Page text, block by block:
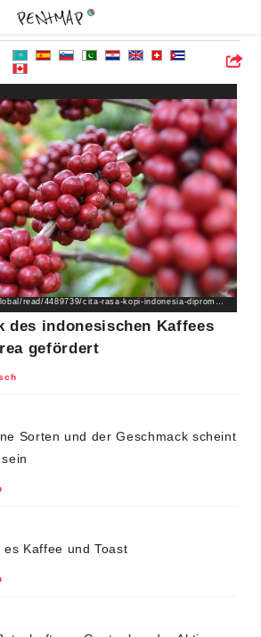
https://m.liputan6.com/global/read/4489739/cita-rasa-kopi-indonesia-dipromosikan-hingga-ke-korea-utara
des indonesischen Kaffees
gefördert
Sorten und der Geschmack scheint
Kaffee und Toast